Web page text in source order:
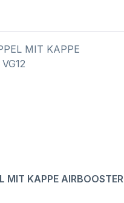
MIT KAPPE AIRBOOSTER